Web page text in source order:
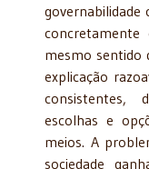
governabilidade
mesmo sentido
explicação
consistentes,
escolhas e
meios. A
sociedade